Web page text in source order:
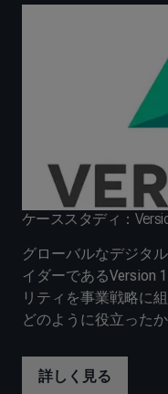
ケーススタディ：
グローバルなデジタ
イダーであるVersion
リティを事業戦略に
どのように役立った
詳しく見る